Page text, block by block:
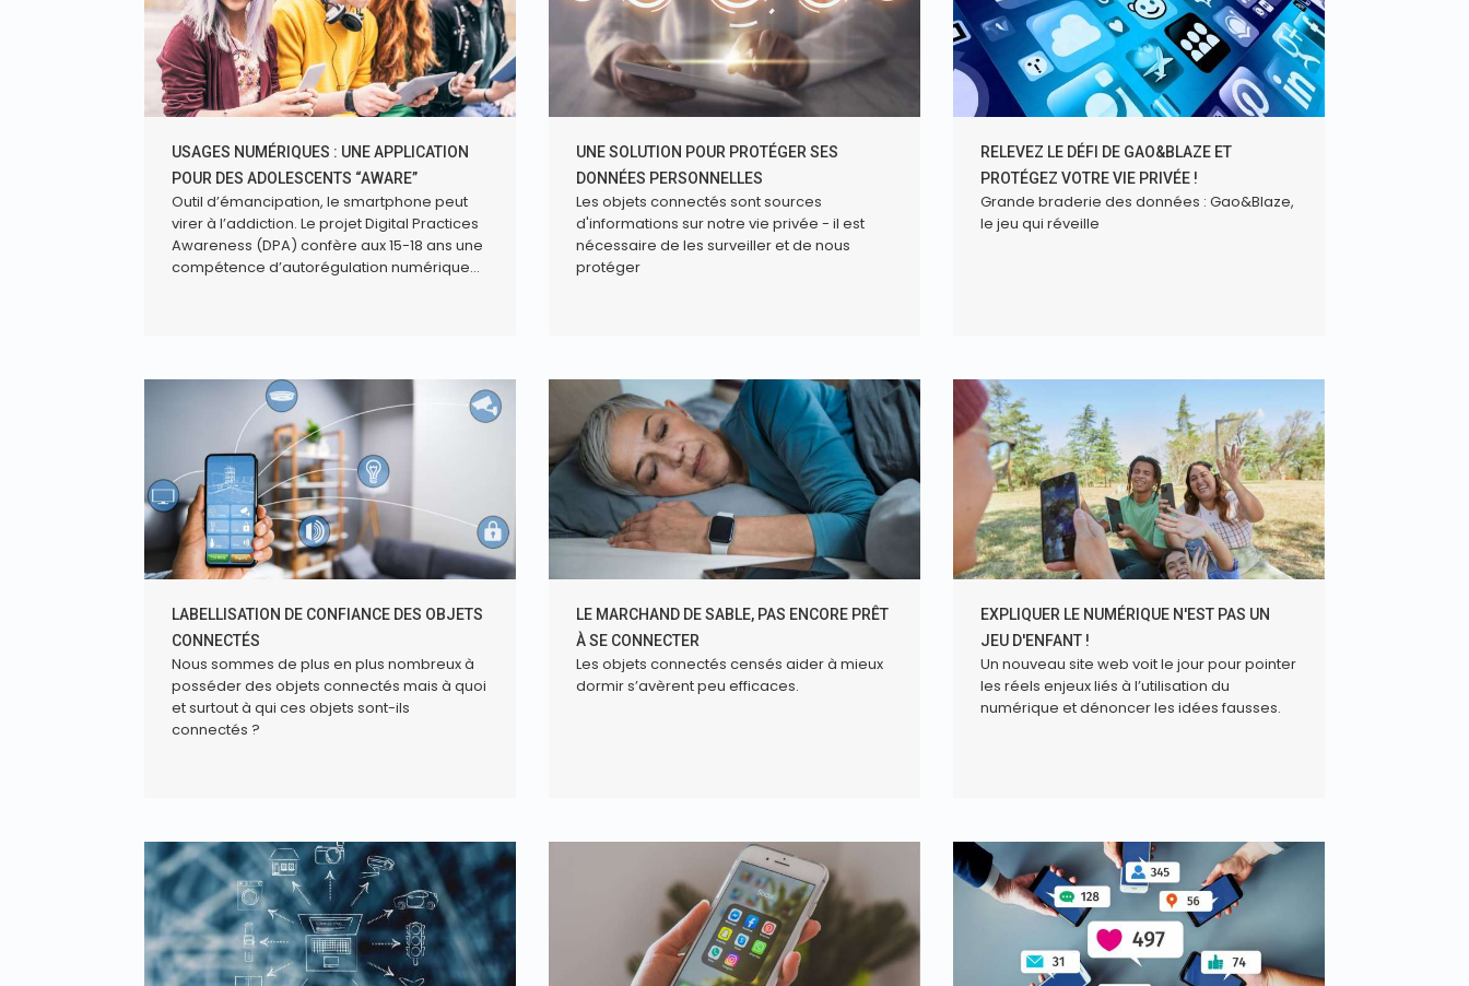
USAGES NUMÉRIQUES : UNE APPLICATION
POUR DES ADOLESCENTS “AWARE”
Outil d’émancipation, le smartphone peut
virer à l’addiction. Le projet Digital Practices
Awareness (DPA) confère aux 15-18 ans une
compétence d’autorégulation numérique...
UNE SOLUTION POUR PROTÉGER SES
DONNÉES PERSONNELLES
Les objets connectés sont sources
d'informations sur notre vie privée - il est
nécessaire de les surveiller et de nous
protéger
RELEVEZ LE DÉFI DE GAO&BLAZE ET
PROTÉGEZ VOTRE VIE PRIVÉE !
Grande braderie des données : Gao&Blaze,
le jeu qui réveille
LABELLISATION DE CONFIANCE DES OBJETS
CONNECTÉS
Nous sommes de plus en plus nombreux à
posséder des objets connectés mais à quoi
et surtout à qui ces objets sont-ils
connectés ?
LE MARCHAND DE SABLE, PAS ENCORE PRÊT
À SE CONNECTER
Les objets connectés censés aider à mieux
dormir s’avèrent peu efficaces.
EXPLIQUER LE NUMÉRIQUE N'EST PAS UN
JEU D'ENFANT !
Un nouveau site web voit le jour pour pointer
les réels enjeux liés à l’utilisation du
numérique et dénoncer les idées fausses.